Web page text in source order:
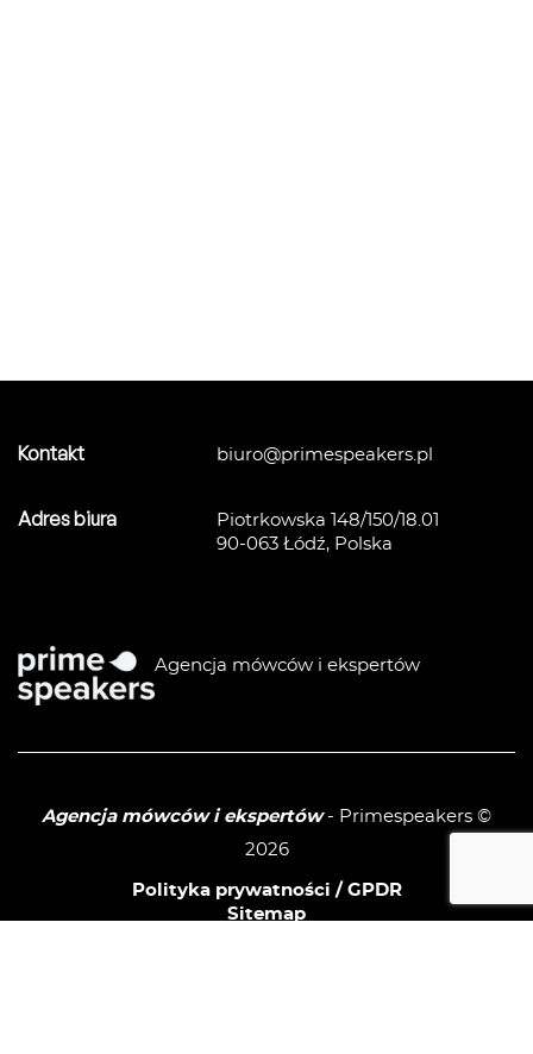
Agencja mówców i ekspertów
Kontakt biuro@primespeakers.pl
Adres biura
Piotrkowska 148/150/18.01
90-063 Łódź, Polska
Agencja mówców i ekspertów- Primespeakers ©
2026
Polityka prywatności / GPDR
Sitemap